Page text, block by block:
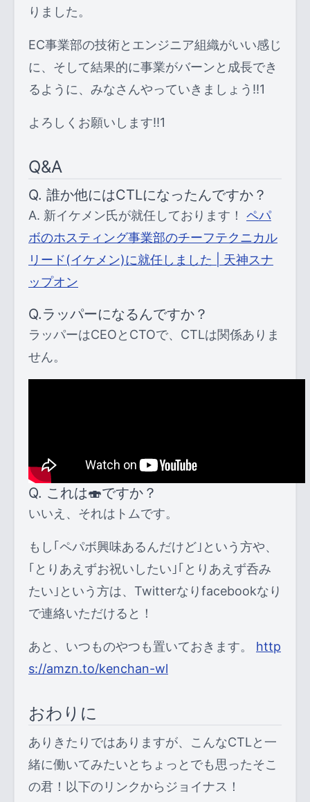
りました。
EC事業部の技術とエンジニア組織がいい感じ
に、そして結果的に事業がバーンと成長でき
るように、みなさんやっていきましょう!!1
よろしくお願いします!!1
Q&A
Q. 誰か他にはCTLになったんですか？
A. 新イケメン氏が就任しております！ ペパ
ボのホスティング事業部のチーフテクニカル
リード(イケメン)に就任しました | 天神スナ
ップオン
Q.ラッパーになるんですか？
ラッパーはCEOとCTOで、CTLは関係ありま
せん。
Q. これは🍣ですか？
いいえ、それはトムです。
もし｢ペパボ興味あるんだけど｣という方や、
｢とりあえずお祝いしたい｣｢とりあえず呑み
たい｣という方は、Twitterなりfacebookなり
で連絡いただけると！
あと、いつものやつも置いておきます。 http
s://amzn.to/kenchan-wl
おわりに
ありきたりではありますが、こんなCTLと一
緒に働いてみたいとちょっとでも思ったそこ
の君！以下のリンクからジョイナス！